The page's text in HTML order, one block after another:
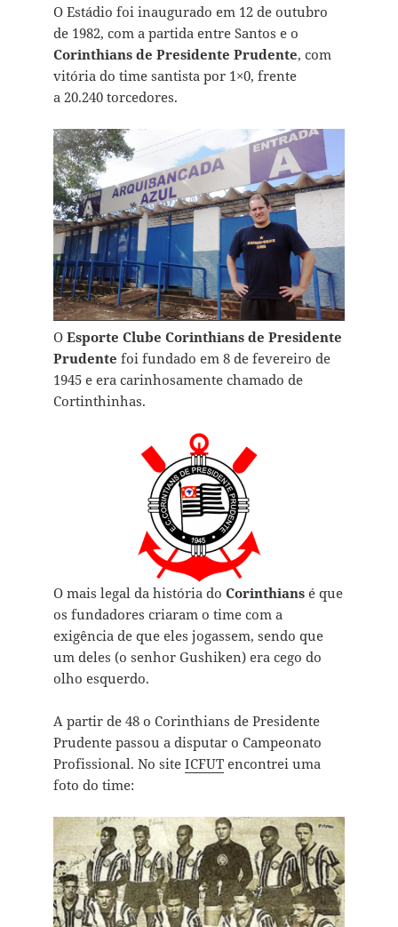
O Estádio foi inaugurado em 12 de outubro
de 1982, com a partida entre Santos e o
Corinthians de Presidente Prudente, com
vitória do time santista por 1×0, frente
a 20.240 torcedores.
O Esporte Clube Corinthians de Presidente
Prudente foi fundado em 8 de fevereiro de
1945 e era carinhosamente chamado de
Cortinthinhas.
O mais legal da história do Corinthiansé que
os fundadores criaram o time com a
exigência de que eles jogassem, sendo que
um deles (o senhor Gushiken) era cego do
olho esquerdo.
A partir de 48 o Corinthians de Presidente
Prudente passou a disputar o Campeonato
Profissional. No site ICFUTencontrei uma
foto do time: